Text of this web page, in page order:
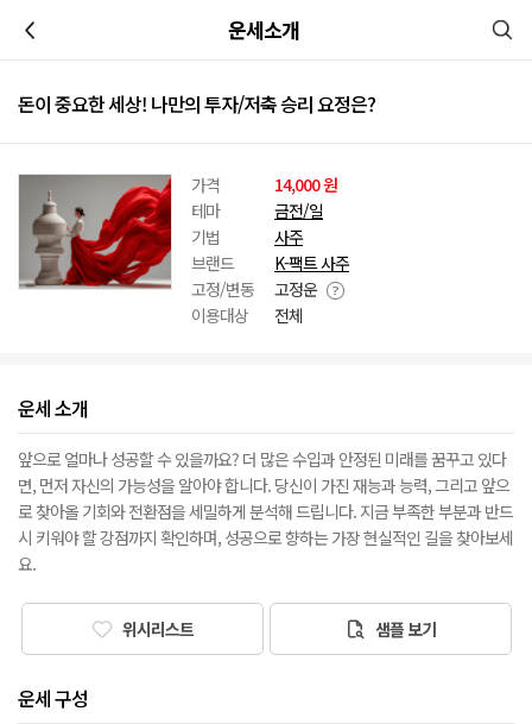
운세소개
돈이 중요한 세상! 나만의 투자/저축 승리 요정은?
가격
14,000 원
테마
금전/일
기법
사주
브랜드
K-팩트 사주
고정/변동
고정운
이용대상
전체
운세 소개
앞으로 얼마나 성공할 수 있을까요? 더 많은 수입과 안정된 미래를 꿈꾸고 있다
면, 먼저 자신의 가능성을 알아야 합니다. 당신이 가진 재능과 능력, 그리고 앞으
로 찾아올 기회와 전환점을 세밀하게 분석해 드립니다. 지금 부족한 부분과 반드
시 키워야 할 강점까지 확인하며, 성공으로 향하는 가장 현실적인 길을 찾아보세
요.
위시리스트 샘플 보기
운세 구성